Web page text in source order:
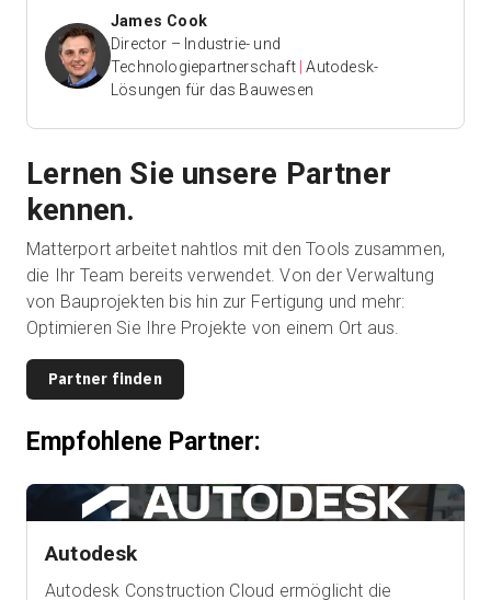
James Cook
Director – Industrie- und
Technologiepartnerschaft
Autodesk-
Lösungen für das Bauwesen
Lernen Sie unsere Partner
kennen.
Matterport arbeitet nahtlos mit den Tools zusammen,
die Ihr Team bereits verwendet. Von der Verwaltung
von Bauprojekten bis hin zur Fertigung und mehr:
Optimieren Sie Ihre Projekte von einem Ort aus.
Partner finden
Empfohlene Partner:
Autodesk
Autodesk Construction Cloud ermöglicht die